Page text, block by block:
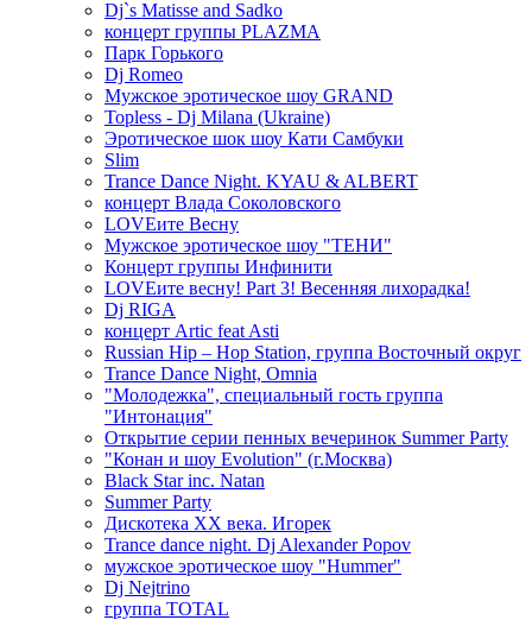
Dj`s Matisse and Sadko
концерт группы PLAZMA
Парк Горького
Dj Romeo
Мужское эротическое шоу GRAND
Topless - Dj Milana (Ukraine)
Эротическое шок шоу Кати Самбуки
Slim
Trance Dance Night. KYAU & ALBERT
концерт Влада Соколовского
LOVEите Весну
Мужское эротическое шоу "ТЕНИ"
Концерт группы Инфинити
LOVEите весну! Part 3! Весенняя лихорадка!
Dj RIGA
концерт Artic feat Asti
Russian Hip – Hop Station, группа Восточный округ
Trance Dance Night, Omnia
"Молодежка", специальный гость группа
"Интонация"
Открытие серии пенных вечеринок Summer Party
"Конан и шоу Evolution" (г.Москва)
Black Star inc. Natan
Summer Party
Дискотека ХХ века. Игорек
Trance dance night. Dj Alexander Popov
мужское эротическое шоу "Hummer"
Dj Nejtrino
группа TOTAL